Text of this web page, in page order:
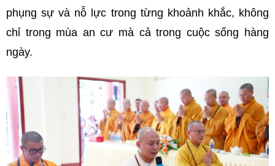
phụng sự và nỗ lực trong từng khoảnh khắc, không
chỉ trong mùa an cư mà cả trong cuộc sống hàng
ngày.